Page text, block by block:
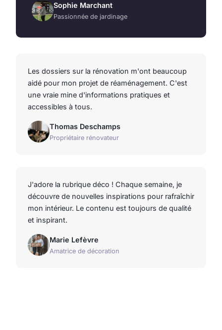
Sophie Marchant
Passionnée de jardinage
Les dossiers sur la rénovation m'ont beaucoup
aidé pour mon projet de réaménagement. C'est
une vraie mine d'informations pratiques et
accessibles à tous.
Thomas Deschamps
Propriétaire rénovateur
J'adore la rubrique déco ! Chaque semaine, je
découvre de nouvelles inspirations pour rafraîchir
mon intérieur. Le contenu est toujours de qualité
et inspirant.
Marie Lefèvre
Amatrice de décoration